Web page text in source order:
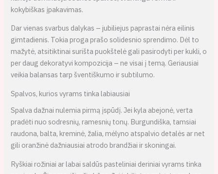
kokybiškas įpakavimas.
Dar vienas svarbus dalykas – jubiliejus paprastai nėra eilinis
gimtadienis. Tokia proga prašo solidesnio sprendimo. Dėl to
mažytė, atsitiktinai surišta puokštelė gali pasirodyti per kukli, o
per daug dekoratyvi kompozicija – ne visai į temą. Geriausiai
veikia balansas tarp šventiškumo ir subtilumo.
Spalvos, kurios vyrams tinka labiausiai
Spalva dažnai nulemia pirmą įspūdį. Jei kyla abejonė, verta
pradėti nuo sodresnių, ramesnių tonų. Burgundiška, tamsiai
raudona, balta, kreminė, žalia, mėlyno atspalvio detalės ar net
gili oranžinė dažniausiai atrodo brandžiai ir skoningai.
Ryškiai rožiniai ar labai saldūs pasteliniai deriniai vyrams tinka